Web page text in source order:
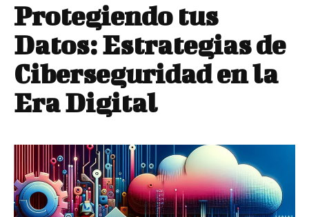
Protegiendo tus
Datos: Estrategias de
Ciberseguridad en la
Era Digital